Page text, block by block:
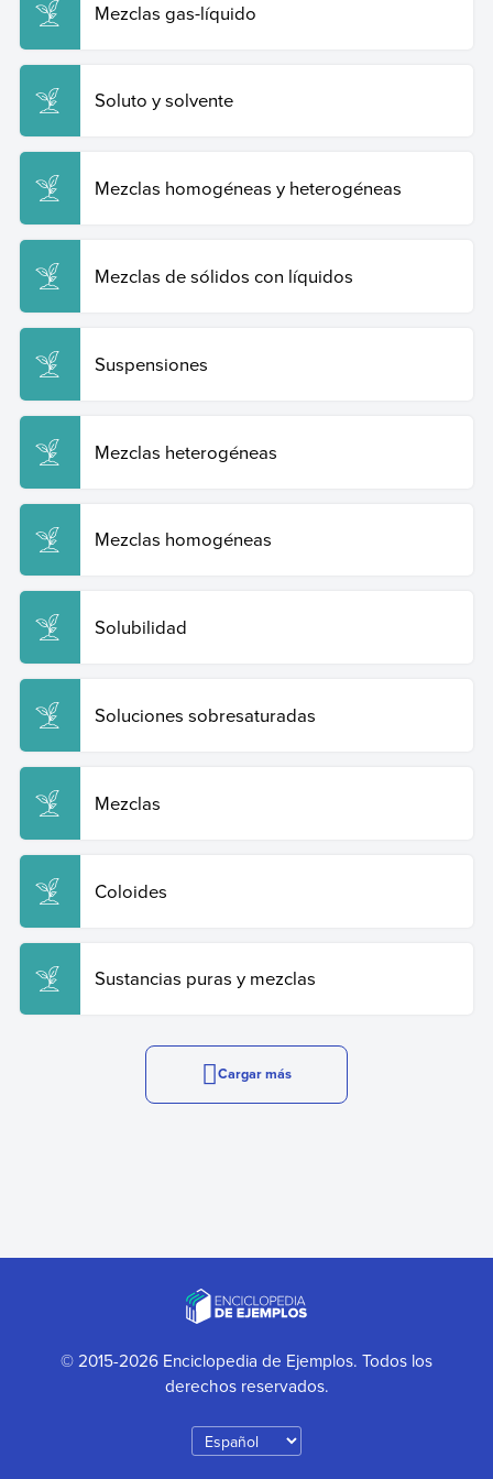
https://www.ejemplos.co/10-ejemplos-de-mezclas-gas-
solido/
Mezclas gas-líquido
Soluto y solvente
Mezclas homogéneas y heterogéneas
Mezclas de sólidos con líquidos
Suspensiones
Mezclas heterogéneas
Mezclas homogéneas
Solubilidad
Soluciones sobresaturadas
Mezclas
Coloides
Sustancias puras y mezclas
Cargar más
© 2015-2026 Enciclopedia de Ejemplos. Todos los
derechos reservados.